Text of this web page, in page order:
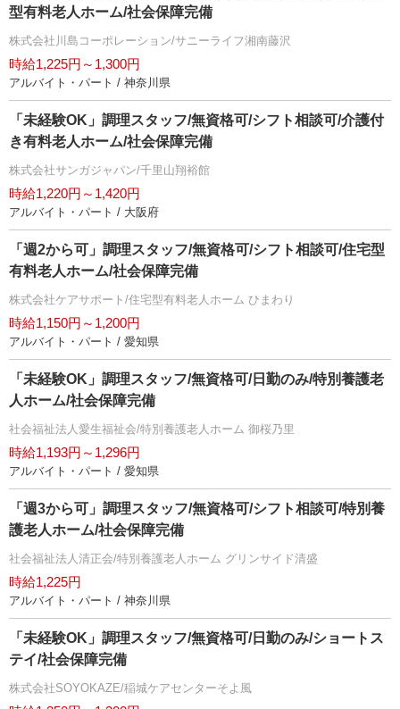
型有料老人ホーム/社会保障完備
株式会社川島コーポレーション/サニーライフ湘南藤沢
時給1,225円～1,300円
アルバイト・パート / 神奈川県
「未経験OK」調理スタッフ/無資格可/シフト相談可/介護付
き有料老人ホーム/社会保障完備
株式会社サンガジャパン/千里山翔裕館
時給1,220円～1,420円
アルバイト・パート / 大阪府
「週2から可」調理スタッフ/無資格可/シフト相談可/住宅型
有料老人ホーム/社会保障完備
株式会社ケアサポート/住宅型有料老人ホーム ひまわり
時給1,150円～1,200円
アルバイト・パート / 愛知県
「未経験OK」調理スタッフ/無資格可/日勤のみ/特別養護老
人ホーム/社会保障完備
社会福祉法人愛生福祉会/特別養護老人ホーム 御桜乃里
時給1,193円～1,296円
アルバイト・パート / 愛知県
「週3から可」調理スタッフ/無資格可/シフト相談可/特別養
護老人ホーム/社会保障完備
社会福祉法人清正会/特別養護老人ホーム グリンサイド清盛
時給1,225円
アルバイト・パート / 神奈川県
「未経験OK」調理スタッフ/無資格可/日勤のみ/ショートス
テイ/社会保障完備
株式会社SOYOKAZE/稲城ケアセンターそよ風